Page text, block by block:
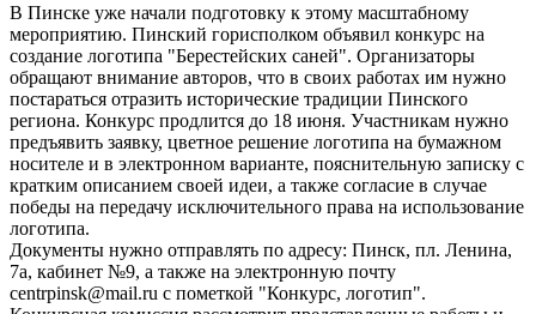
В Пинске уже начали подготовку к этому масштабному
мероприятию. Пинский горисполком объявил конкурс на
создание логотипа "Берестейских саней". Организаторы
обращают внимание авторов, что в своих работах им нужно
постараться отразить исторические традиции Пинского
региона. Конкурс продлится до 18 июня. Участникам нужно
предъявить заявку, цветное решение логотипа на бумажном
носителе и в электронном варианте, пояснительную записку с
кратким описанием своей идеи, а также согласие в случае
победы на передачу исключительного права на использование
логотипа.
Документы нужно отправлять по адресу: Пинск, пл. Ленина,
7а, кабинет №9, а также на электронную почту
centrpinsk@mail.ru с пометкой "Конкурс, логотип".